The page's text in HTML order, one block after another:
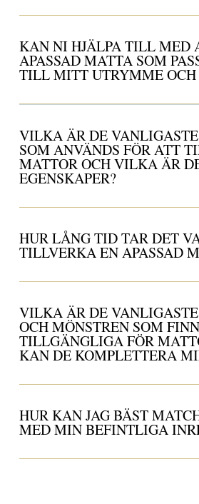
KAN NI HJÄLPA TILL MED
APASSAD MATTA SOM
TILL MITT UTRYMME
VILKA ÄR DE
SOM ANVÄNDS FÖR ATT
MATTOR OCH VILKA ÄR
EGENSKAPER?
HUR LÅNG TID TAR DET
TILLVERKA EN APASSAD
VILKA ÄR DE
OCH MÖNSTREN SOM
TILLGÄNGLIGA FÖR
KAN DE KOMPLETTERA
HUR KAN JAG BÄST
MED MIN BEFINTLIGA